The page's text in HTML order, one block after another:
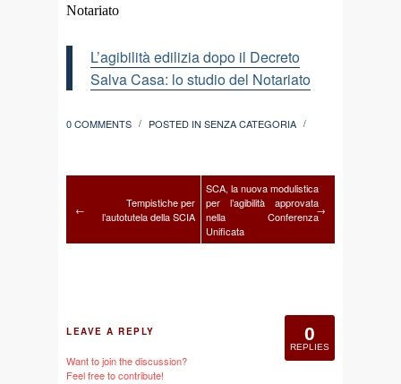
Notariato
L’agibilità edilizia dopo il Decreto
Salva Casa: lo studio del Notariato
0 COMMENTS / POSTED IN SENZA CATEGORIA /
←
Tempistiche per
l’autotutela della SCIA
SCA, la nuova modulistica
per l’agibilità approvata
nella Conferenza
Unificata
→
0
REPLIES
LEAVE A REPLY
Want to join the discussion?
Feel free to contribute!